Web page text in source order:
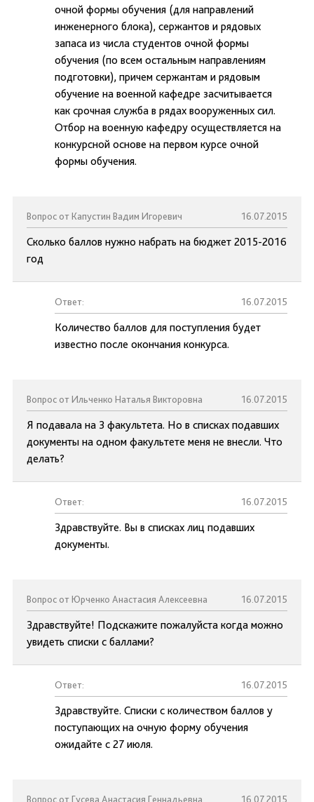
очной формы обучения (для направлений
инженерного блока), сержантов и рядовых
запаса из числа студентов очной формы
обучения (по всем остальным направлениям
подготовки), причем сержантам и рядовым
обучение на военной кафедре засчитывается
как срочная служба в рядах вооруженных сил.
Отбор на военную кафедру осуществляется на
конкурсной основе на первом курсе очной
формы обучения.
Вопрос от Капустин Вадим Игоревич 16.07.2015
Сколько баллов нужно набрать на бюджет 2015-2016
год
Ответ: 16.07.2015
Количество баллов для поступления будет
известно после окончания конкурса.
Вопрос от Ильченко Наталья Викторовна 16.07.2015
Я подавала на 3 факультета. Но в списках подавших
документы на одном факультете меня не внесли. Что
делать?
Ответ: 16.07.2015
Здравствуйте. Вы в списках лиц подавших
документы.
Вопрос от Юрченко Анастасия Алексеевна 16.07.2015
Здравствуйте! Подскажите пожалуйста когда можно
увидеть списки с баллами?
Ответ: 16.07.2015
Здравствуйте. Списки с количеством баллов у
поступающих на очную форму обучения
ожидайте с 27 июля.
Вопрос от Гусева Анастасия Геннадьевна 16.07.2015